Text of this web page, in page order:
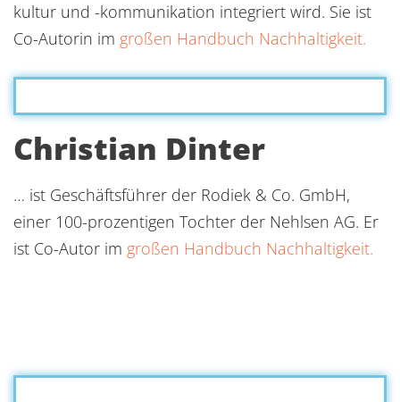
kultur und -kommunikation integriert wird. Sie ist
Co-Autorin im großen Handbuch Nachhaltigkeit.
Christian Dinter
… ist Geschäftsführer der Rodiek & Co. GmbH,
einer 100-prozentigen Tochter der Nehlsen AG. Er
ist Co-Autor im großen Handbuch Nachhaltigkeit.